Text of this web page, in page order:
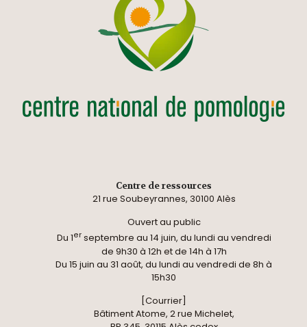
Centre de ressources
21 rue Soubeyrannes, 30100 Alès
Ouvert au public
Du 1erseptembre au 14 juin, du lundi au vendredi
de 9h30 à 12h et de 14h à 17h
Du 15 juin au 31 août, du lundi au vendredi de 8h à
15h30
[Courrier]
Bâtiment Atome, 2 rue Michelet,